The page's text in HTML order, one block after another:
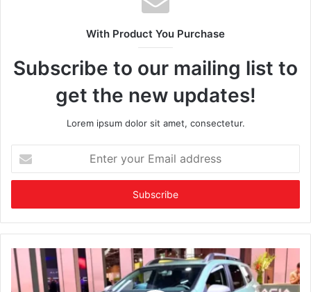
With Product You Purchase
Subscribe to our mailing list to
get the new updates!
Lorem ipsum dolor sit amet, consectetur.
your
Email